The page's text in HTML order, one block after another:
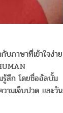
บภาษาที่เข้าใจง่าย
รู้สึก โดยชื่ออัลบั้ม
ามเจ็บปวด และวัน